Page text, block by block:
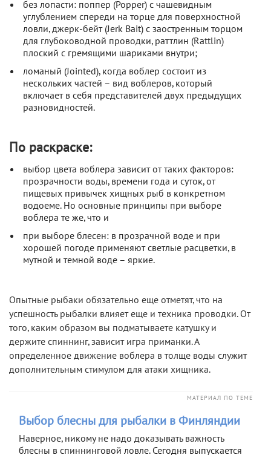
без лопасти: поппер (Popper) с чашевидным
углублением спереди на торце для поверхностной
ловли, джерк-бейт (Jerk Bait) с заостренным торцом
для глубоководной проводки, раттлин (Rattlin)
плоский с гремящими шариками внутри;
ломаный (Jointed), когда воблер состоит из
нескольких частей – вид воблеров, который
включает в себя представителей двух предыдущих
разновидностей.
По раскраске:
выбор цвета воблера зависит от таких факторов:
прозрачности воды, времени года и суток, от
пищевых привычек хищных рыб в конкретном
водоеме. Но основные принципы при выборе
воблера те же, что и
при выборе блесен: в прозрачной воде и при
хорошей погоде применяют светлые расцветки, в
мутной и темной воде – яркие.
Опытные рыбаки обязательно еще отметят, что на
успешность рыбалки влияет еще и техника проводки. От
того, каким образом вы подматываете катушку и
держите спиннинг, зависит игра приманки. А
определенное движение воблера в толще воды служит
дополнительным стимулом для атаки хищника.
МАТЕРИАЛ ПО ТЕМЕ
Выбор блесны для рыбалки в Финляндии
Наверное, никому не надо доказывать важность
блесны в спиннинговой ловле. Сегодня выпускается